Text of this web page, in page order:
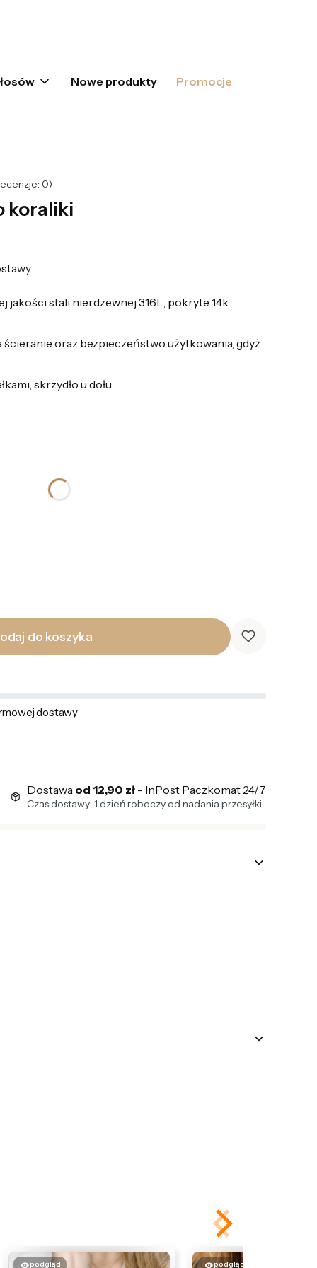
0. Zobacz szczegóły
Nowe produkty Promocje
0)
koraliki
jakości stali nierdzewnej 316L, pokryte 14k
oraz bezpieczeństwo użytkowania, gdyż
skrzydło u dołu.
do koszyka
dostawy
Dostawa od 12,90 zł - InPost Paczkomat 24/7
Czas dostawy: 1 dzień roboczy od nadania przesyłki
podgląd podgląd